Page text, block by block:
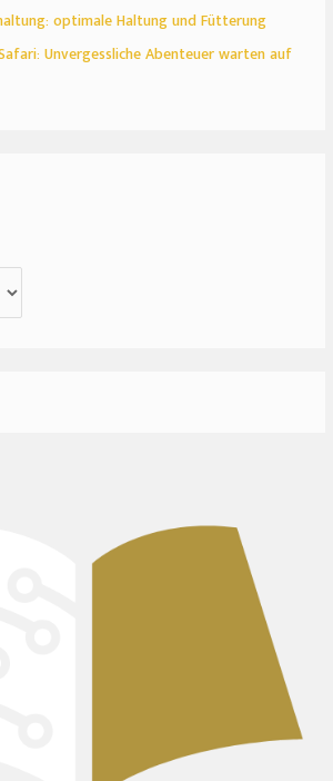
optimale Haltung und Fütterung
Unvergessliche Abenteuer warten auf